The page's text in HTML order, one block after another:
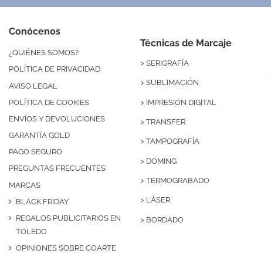
Conócenos
¿QUIÉNES SOMOS?
POLÍTICA DE PRIVACIDAD
AVISO LEGAL
POLÍTICA DE COOKIES
ENVÍOS Y DEVOLUCIONES
GARANTÍA GOLD
PAGO SEGURO
PREGUNTAS FRECUENTES
MARCAS
BLACK FRIDAY
REGALOS PUBLICITARIOS EN
TOLEDO
OPINIONES SOBRE COARTE
Técnicas de Marcaje
> SERIGRAFÍA
> SUBLIMACIÓN
> IMPRESIÓN DIGITAL
> TRANSFER
> TAMPOGRAFÍA
> DOMING
> TERMOGRABADO
> LÁSER
> BORDADO